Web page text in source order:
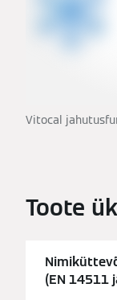
Vitocal
Toote
(EN 14511